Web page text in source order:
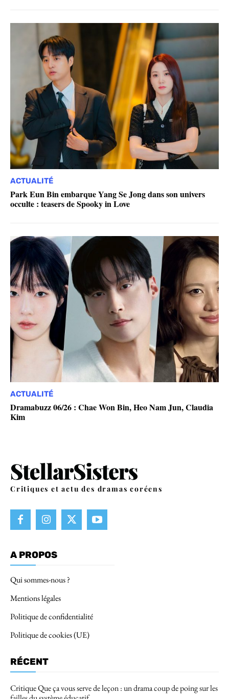
ACTUALITÉ
Park Eun Bin embarque Yang Se Jong dans son univers
occulte : teasers de Spooky in Love
ACTUALITÉ
Dramabuzz 06/26 : Chae Won Bin, Heo Nam Jun, Claudia
Kim
Critiques et actu des dramas coréens
A PROPOS
Qui sommes-nous ?
Mentions légales
Politique de confidentialité
Politique de cookies (UE)
RÉCENT
Critique Que ça vous serve de leçon : un drama coup de poing sur les